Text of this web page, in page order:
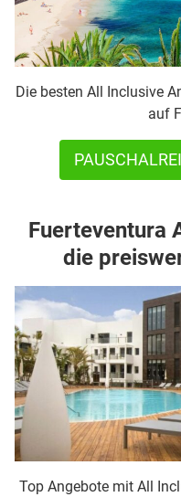
Die besten All Inclusive
auf
Fuerteventura
die
Top Angebote mit All